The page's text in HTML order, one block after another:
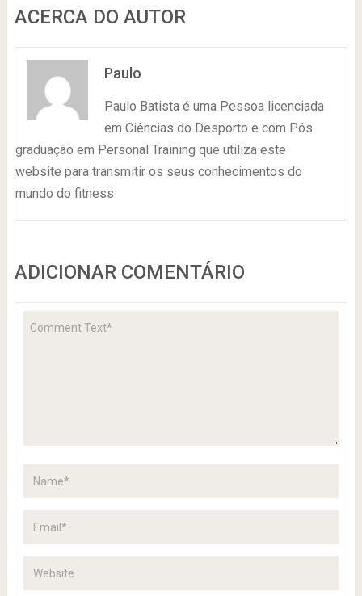
ACERCA DO AUTOR
Paulo
Paulo Batista é uma Pessoa licenciada
em Ciências do Desporto e com Pós
graduação em Personal Training que utiliza este
website para transmitir os seus conhecimentos do
mundo do fitness
ADICIONAR COMENTÁRIO